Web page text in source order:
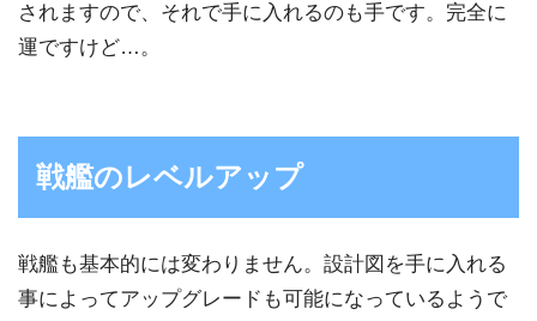
されますので、それで手に入れるのも手です。完全に
運ですけど…。
戦艦のレベルアップ
戦艦も基本的には変わりません。設計図を手に入れる
事によってアップグレードも可能になっているようで